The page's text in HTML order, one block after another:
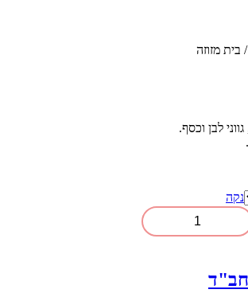
/ בית מזוזה
לבן וכסף.
נקה